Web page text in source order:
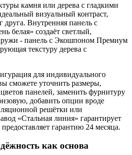
камня или дерева с гладкими
визуальный контраст,
друга. Внутренняя панель с
белая» создаёт светлый,
- панель с Экошпоном Премиум
текстуру дерева с
для индивидуального
сможете уточнить размеры,
панелей, заменить фурнитуру
добавить опции вроде
решётки или
«Стальная линия» гарантирует
гарантию 24 месяца.
как основа